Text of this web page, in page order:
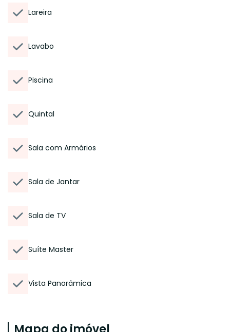
Lareira
Lavabo
Piscina
Quintal
Sala com Armários
Sala de Jantar
Sala de TV
Suíte Master
Vista Panorâmica